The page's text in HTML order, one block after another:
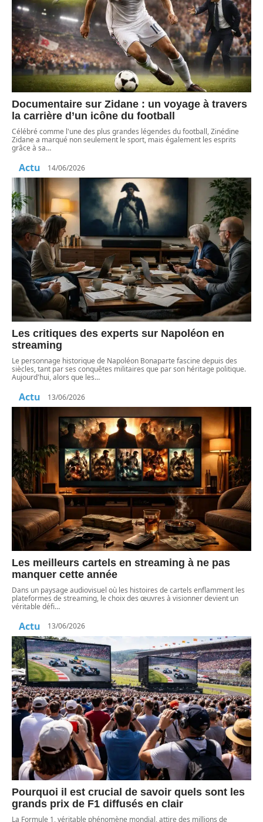
Documentaire sur Zidane : un voyage à travers
la carrière d’un icône du football
Célébré comme l'une des plus grandes légendes du football, Zinédine
Zidane a marqué non seulement le sport, mais également les esprits
grâce à sa…
Actu 14/06/2026
Les critiques des experts sur Napoléon en
streaming
Le personnage historique de Napoléon Bonaparte fascine depuis des
siècles, tant par ses conquêtes militaires que par son héritage politique.
Aujourd'hui, alors que les…
Actu 13/06/2026
Les meilleurs cartels en streaming à ne pas
manquer cette année
Dans un paysage audiovisuel où les histoires de cartels enflamment les
plateformes de streaming, le choix des œuvres à visionner devient un
véritable défi…
Actu 13/06/2026
Pourquoi il est crucial de savoir quels sont les
grands prix de F1 diffusés en clair
La Formule 1, véritable phénomène mondial, attire des millions de